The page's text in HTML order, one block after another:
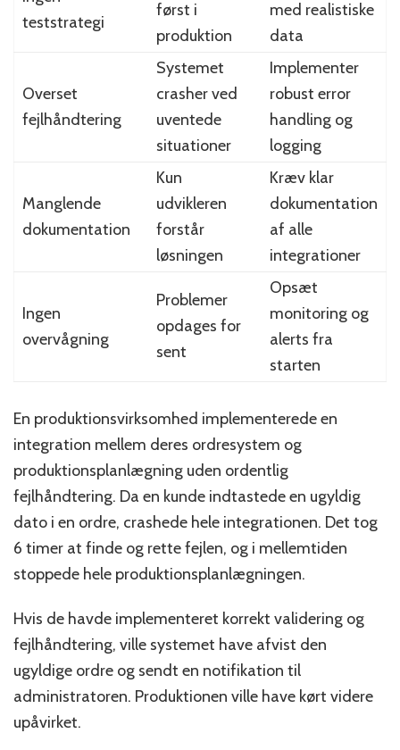
teststrategi
først i
produktion
med realistiske
data
Overset
fejlhåndtering
Systemet
crasher ved
uventede
situationer
Implementer
robust error
handling og
logging
Manglende
dokumentation
Kun
udvikleren
forstår
løsningen
Kræv klar
dokumentation
af alle
integrationer
Ingen
overvågning
Problemer
opdages for
sent
Opsæt
monitoring og
alerts fra
starten
En produktionsvirksomhed implementerede en
integration mellem deres ordresystem og
produktionsplanlægning uden ordentlig
fejlhåndtering. Da en kunde indtastede en ugyldig
dato i en ordre, crashede hele integrationen. Det tog
6 timer at finde og rette fejlen, og i mellemtiden
stoppede hele produktionsplanlægningen.
Hvis de havde implementeret korrekt validering og
fejlhåndtering, ville systemet have afvist den
ugyldige ordre og sendt en notifikation til
administratoren. Produktionen ville have kørt videre
upåvirket.